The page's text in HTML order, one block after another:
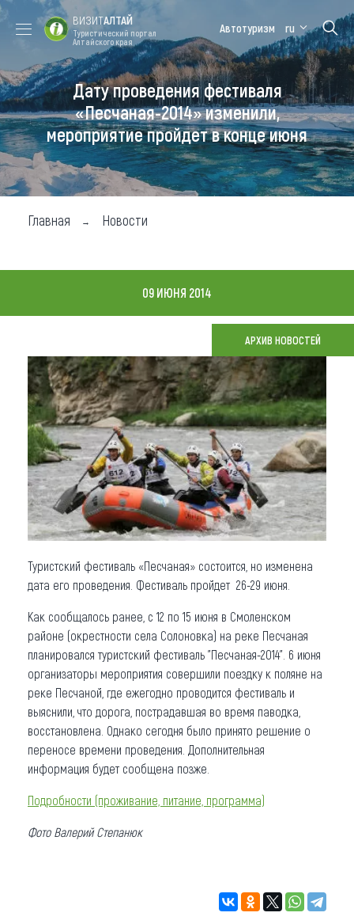
Форум VISIT
ALTAI
Цветение
маральника
Медицинский
форум
Алтайская
зимовка
Туры
Где побывать
Чем заняться
Карта
Что привезти (сувениры)
О регионе
Коллекция впечатлений
Другие рубрики
ВИЗИТАЛТАЙ
Туристический портал
Алтайского края
Автотуризм ru
Дату проведения фестиваля
«Песчаная-2014» изменили,
мероприятие пройдет в конце июня
Главная Новости
09 ИЮНЯ 2014
АРХИВ НОВОСТЕЙ
Туристский фестиваль «Песчаная» состоится, но изменена
дата его проведения. Фестиваль пройдет 26-29 июня.
Как сообщалось ранее, с 12 по 15 июня в Смоленском
районе (окрестности села Солоновка) на реке Песчаная
планировался туристский фестиваль "Песчаная-2014". 6 июня
организаторы мероприятия совершили поездку к поляне на
реке Песчаной, где ежегодно проводится фестиваль и
выяснили, что дорога, пострадавшая во время паводка,
восстановлена. Однако сегодня было принято решение о
переносе времени проведения. Дополнительная
информация будет сообщена позже.
Подробности (проживание, питание, программа)
Фото Валерий Степанюк